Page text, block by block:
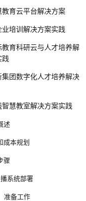
教育云平台解决方案
业培训解决方案实践
教育科研云与人才培养解
践
集团数字化人才培养解决
智慧教室解决方案实践
述
成本规划
骤
系统部署
准备工作